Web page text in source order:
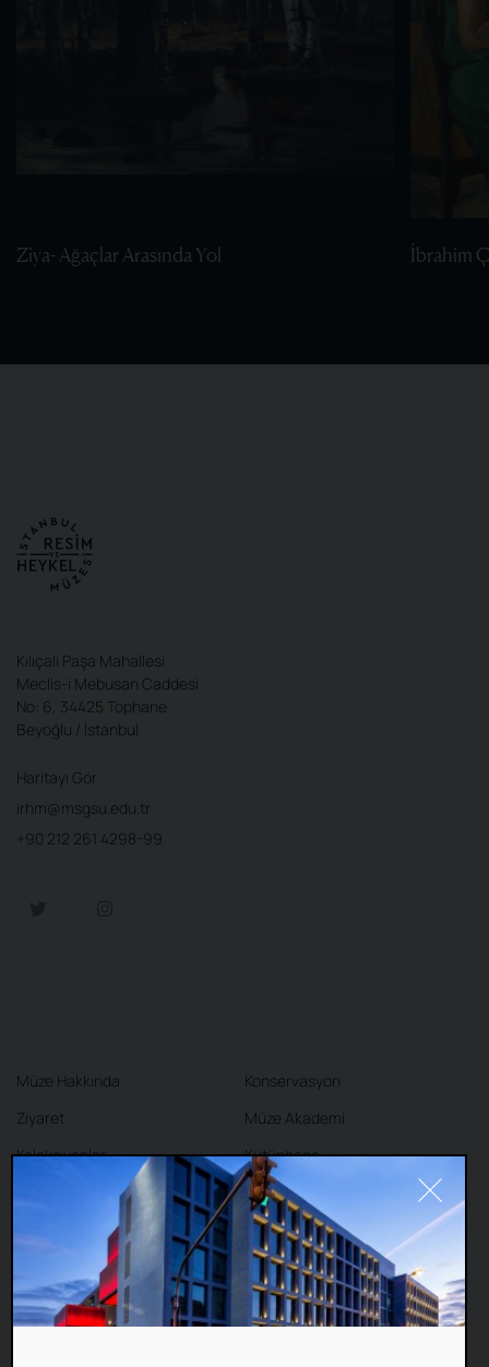
Ziya- Ağaçlar Arasında Yol İbrahim
Kılıçali Paşa Mahallesi
Meclis-i Mebusan Caddesi
No: 6, 34425 Tophane
Beyoğlu / İstanbul
Haritayı Gör
irhm@msgsu.edu.tr
+90 212 261 4298-99
Müze Hakkında
Ziyaret
Koleksiyonlar
Konservasyon
Müze Akademi
Kütüphane
İletişim